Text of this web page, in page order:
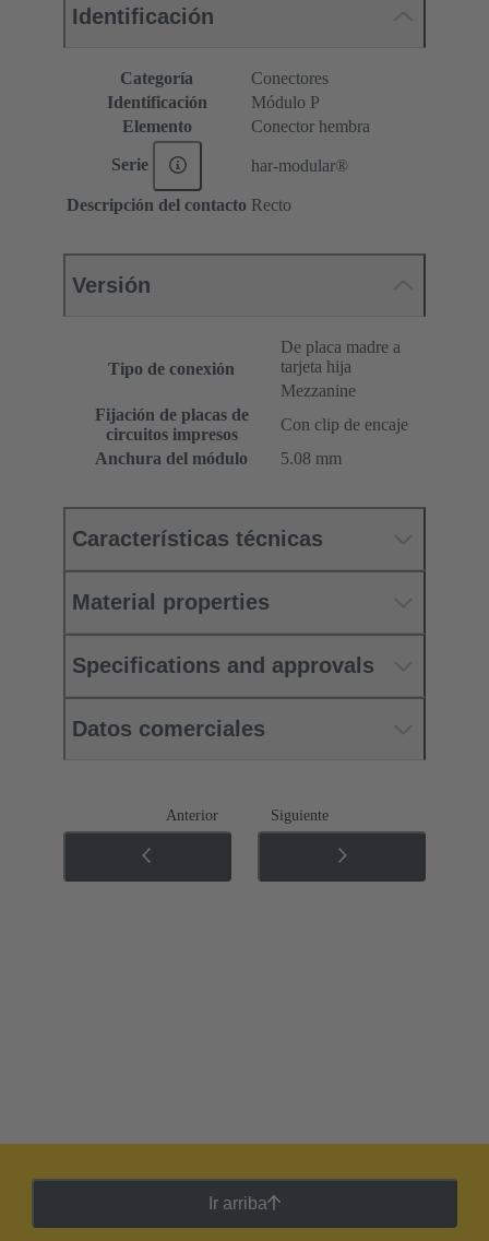
Identificación
Categoría
Conectores
Identificación
Módulo P
Elemento
Conector hembra
Serie har-modular®
Descripción del contacto Recto
Versión
Tipo de conexión
De placa madre a
tarjeta hija
Mezzanine
Fijación de placas de
circuitos impresos
Con clip de encaje
Anchura del módulo
5.08 mm
Características técnicas
Material properties
Specifications and approvals
Datos comerciales
Anterior Siguiente
Ir arriba